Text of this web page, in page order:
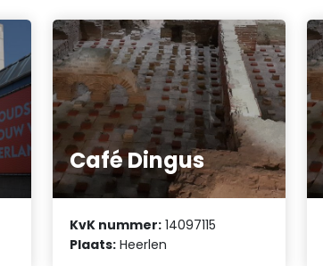
Café Dingus
KvK nummer: 14097115
Plaats: Heerlen